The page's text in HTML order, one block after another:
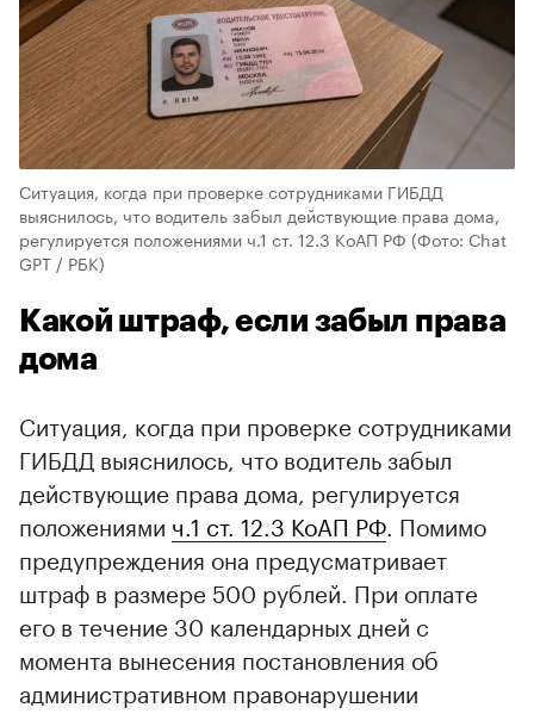
Ситуация, когда при проверке сотрудниками ГИБДД
выяснилось, что водитель забыл действующие права дома,
регулируется положениями ч.1 ст. 12.3 КоАП РФ (Фото: Chat
GPT / РБК)
Какой штраф, если забыл права
дома
Ситуация, когда при проверке сотрудниками
ГИБДД выяснилось, что водитель забыл
действующие права дома, регулируется
положениями ч.1 ст. 12.3 КоАП РФ. Помимо
предупреждения она предусматривает
штраф в размере 500 рублей. При оплате
его в течение 30 календарных дней с
момента вынесения постановления об
административном правонарушении